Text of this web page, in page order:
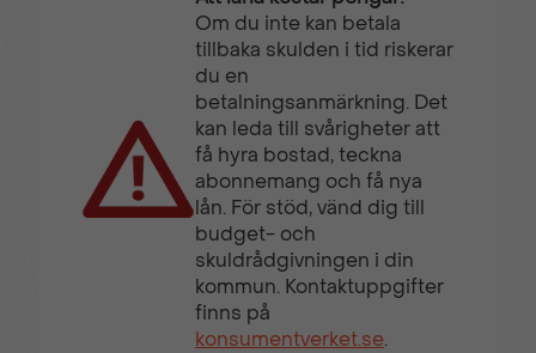
Om du inte kan betala
tillbaka skulden i tid riskerar
du en
betalningsanmärkning. Det
kan leda till svårigheter att
få hyra bostad, teckna
abonnemang och få nya
lån. För stöd, vänd dig till
budget- och
skuldrådgivningen i din
kommun. Kontaktuppgifter
finns på
konsumentverket.se.